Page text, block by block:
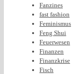
Fanzines
fast fashion
Feminismus
Feng Shui
Feuerwesen
Finanzen
Finanzkrise
Fisch